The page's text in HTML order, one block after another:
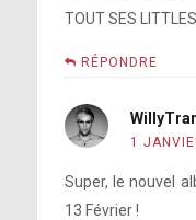
TOUT SES
RÉPONDRE
1
Super, le nouvel
13 Février !